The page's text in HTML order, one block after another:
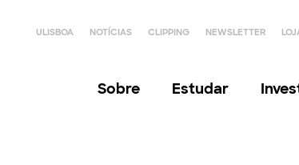
ULISBOA NOTÍCIAS CLIPPING NEWSLETTER
Sobre Estudar